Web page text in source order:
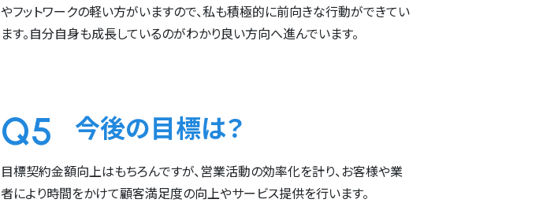
やフットワークの軽い方がいますので、私も積極的に前向きな行動ができてい
ます。自分自身も成長しているのがわかり良い方向へ進んでいます。
Q5 今後の目標は？
目標契約金額向上はもちろんですが、営業活動の効率化を計り、お客様や業
者により時間をかけて顧客満足度の向上やサービス提供を行います。